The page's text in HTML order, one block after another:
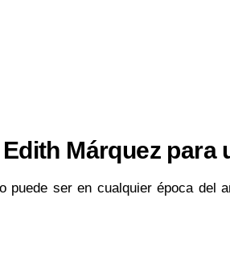
Márquez para
puede ser en cualquier época del